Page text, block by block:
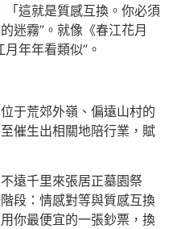
「這就是質感互換。你必須
迷霧”。就像《春江花月
年年看類似”。
于荒郊外嶺、偏遠山村的
催生出相關地陪行業，賦
遠千里來張居正墓園祭
段：情感對等與質感互換
你最便宜的一張鈔票，換